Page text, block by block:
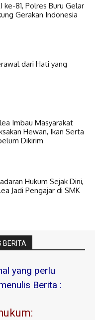
ke-81, Polres Buru Gelar
Gerakan Indonesia
dari Hati yang
Imbau Masyarakat
Hewan, Ikan Serta
Dikirim
Hukum Sejak Dini,
Jadi Pengajar di SMK
BERITA
yang perlu
Berita :